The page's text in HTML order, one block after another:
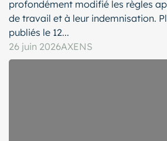
profondément modifié les règles
de travail et à leur indemnisation.
publiés le 12...
26 juin 2026AXENS